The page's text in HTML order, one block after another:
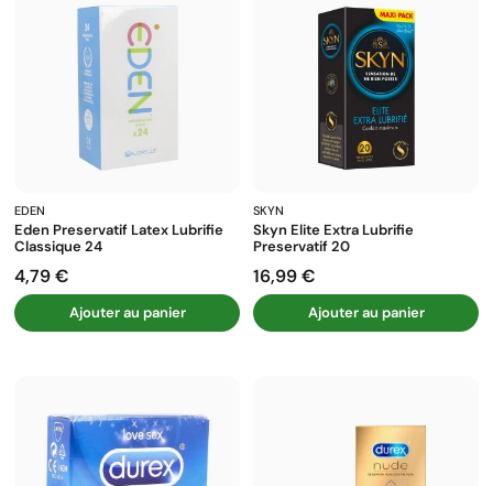
EDEN
Eden Preservatif Latex Lubrifie
Classique 24
Prix
4,79 €
Ajouter au panier
SKYN
Skyn Elite Extra Lubrifie
Preservatif 20
Prix
16,99 €
Ajouter au panier